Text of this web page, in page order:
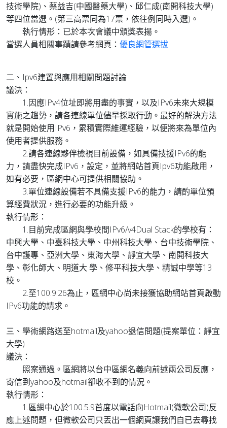
技術學院)、蔡益吉(中國醫藥大學)、邱仁成(南開科技大學)
等四位當選。(第三高票同為17票，依往例同時入選)。
執行情形：已於本次會議中頒獎表揚。
當選人員相關事蹟請參考網頁： 優良網管選拔
二、Ipv6建置與應用相關問題討論
議決：
1.因應IPv4位址即將用盡的事實，以及IPv6未來大規模
實施之趨勢，請各連線單位儘早採取行動。最好的解決方法
就是開始使用IPv6，累積實際維運經驗，以便將來為單位內
使用者提供服務。
2.請各連線夥伴檢視目前設備，如具備技援IPv6的能
力，請盡快完成IPv6，設定，並將網站首頁Ipv6功能啟用，
如有必要，區網中心可提供相關協助。
3.單位連線設備若不具備支援IPv6的能力，請酌單位預
算經費狀況，進行必要的功能升級。
執行情形：
1.目前完成區網與學校間IPv6/v4Dual Stack的學校有：
中興大學、中臺科技大學、中州科技大學、台中技術學院、
台中護專、亞洲大學、東海大學、靜宜大學、南開科技大
學、彰化師大、明道大 學、修平科技大學、精誠中學等13
校。
2.至100.9.26為止，區網中心尚未接獲協助網站首頁啟動
IPv6功能的請求。
三、學術網路送至hotmail及yahoo退信問題(提案單位：靜宜
大學)
議決：
照案通過。區網將以台中區網名義向前述兩公司反應，
寄信到yahoo及hotmail卻收不到的情況。
執行情形：
1.區網中心於100.5.9首度以電話向Hotmail(微軟公司)反
應上述問題，但微軟公司只丟出一個網頁讓我們自已去尋找